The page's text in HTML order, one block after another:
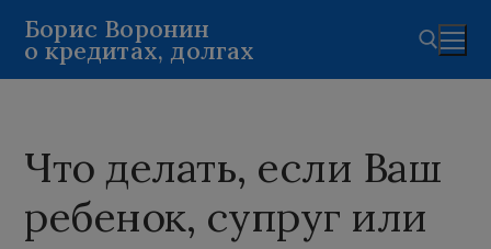
Перейти
Борис Воронин
о кредитах, долгах
Что делать, если Ваш
ребенок, супруг или